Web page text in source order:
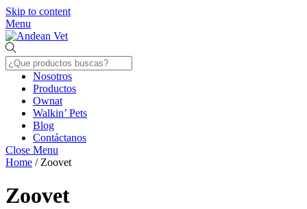
Skip to content
Menu
Nosotros
Productos
Ownat
Walkin’ Pets
Blog
Contáctanos
Close Menu
Home / Zoovet
Zoovet